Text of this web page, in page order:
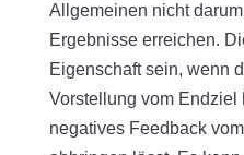
Allgemeinen nicht
Ergebnisse erreichen.
Eigenschaft sein, wenn
Vorstellung vom Endziel
negatives Feedback